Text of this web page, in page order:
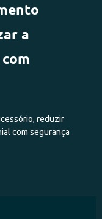
a
reduzir
com segurança